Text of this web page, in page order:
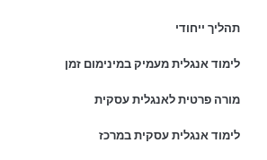
תהליך ייחודי
לימוד אנגלית מעמיק במינימום זמן
מורה פרטית לאנגלית עסקית
לימוד אנגלית עסקית במרכז